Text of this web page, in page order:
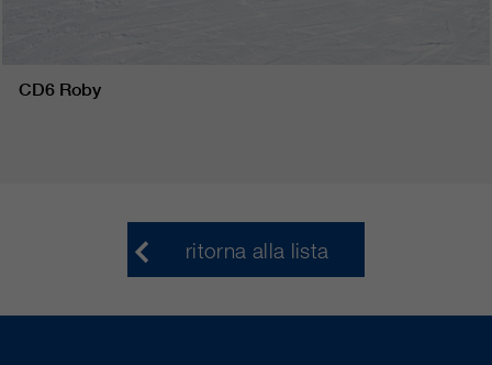
CD6 Roby
ritorna alla lista